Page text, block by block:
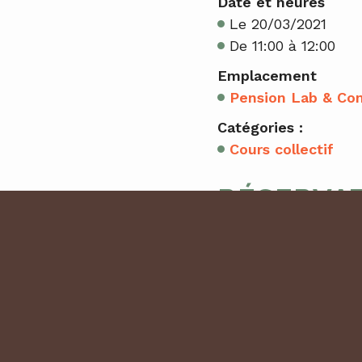
Le 20/03/2021
De 11:00 à 12:00
Emplacement
Pension Lab &
Catégories :
Cours collectif